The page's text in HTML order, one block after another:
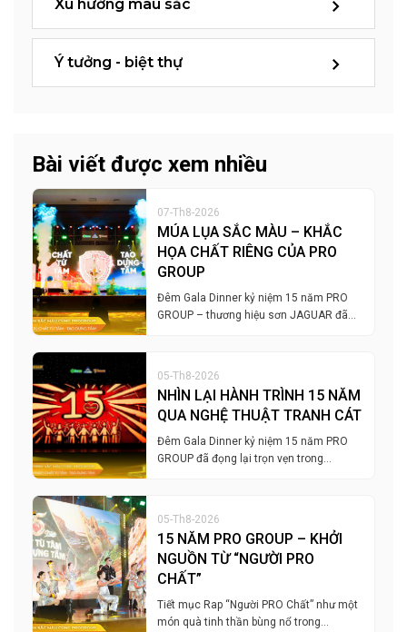
Xu hướng màu sắc
Ý tưởng - biệt thự
Bài viết được xem nhiều
07-Th8-2026
MÚA LỤA SẮC MÀU – KHẮC
HỌA CHẤT RIÊNG CỦA PRO
GROUP
Đêm Gala Dinner kỷ niệm 15 năm PRO
GROUP – thương hiệu sơn JAGUAR đã…
05-Th8-2026
NHÌN LẠI HÀNH TRÌNH 15 NĂM
QUA NGHỆ THUẬT TRANH CÁT
Đêm Gala Dinner kỷ niệm 15 năm PRO
GROUP đã đọng lại trọn vẹn trong…
05-Th8-2026
15 NĂM PRO GROUP – KHỞI
NGUỒN TỪ “NGƯỜI PRO
CHẤT”
Tiết mục Rap “Người PRO Chất” như một
món quà tinh thần bùng nổ trong…